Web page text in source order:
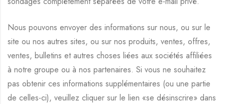
Nous pouvons envoyer des informations sur nous, ou sur le
site ou nos autres sites, ou sur nos produits, ventes, offres,
ventes, bulletins et autres choses liées aux sociétés affiliées
à notre groupe ou à nos partenaires. Si vous ne souhaitez
pas obtenir ces informations supplémentaires (ou une partie
de celles-ci), veuillez cliquer sur le lien «se désinscrire» dans